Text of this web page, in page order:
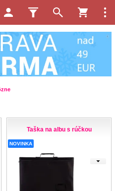
Taška na albu s rúčkou
NOVINKA